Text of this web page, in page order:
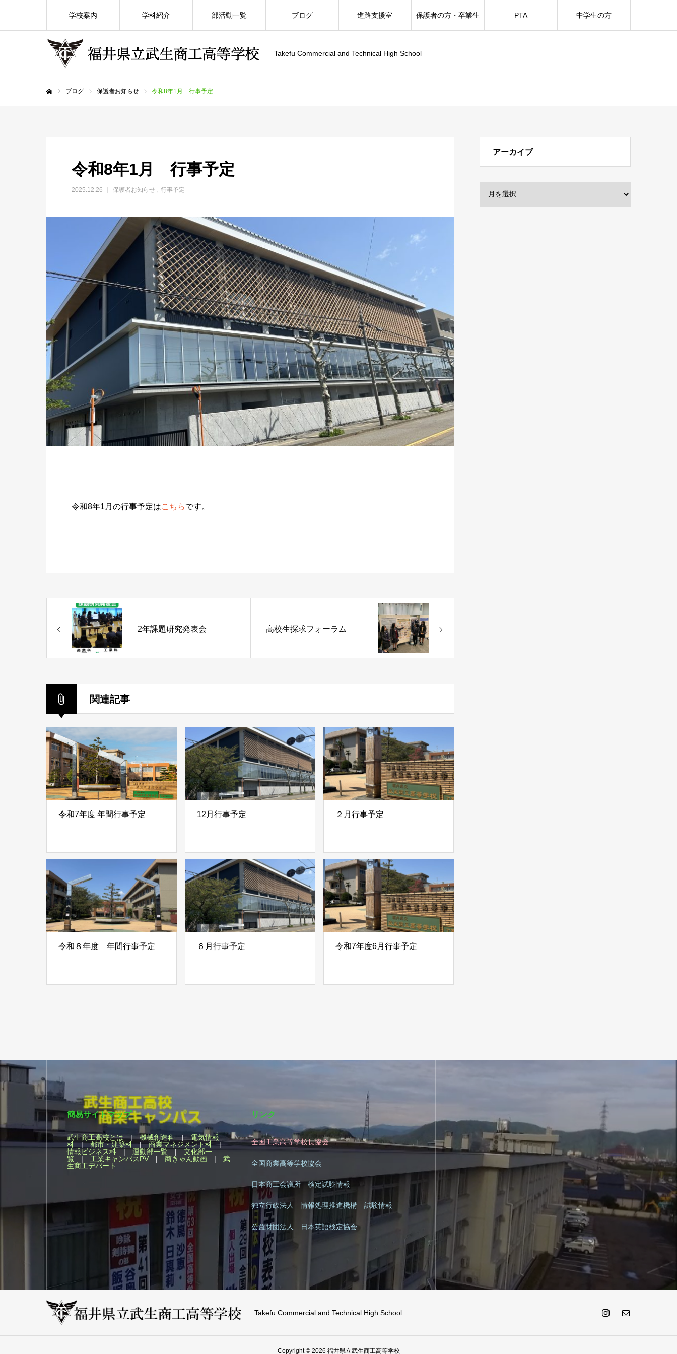
Takefu Commercial and Technical High School
学校案内 学科紹介 部活動一覧 ブログ 進路支援室 保護者の方・卒業生 PTA 中学生の方
ブログ 保護者お知らせ 令和8年1月 行事予定
令和8年1月 行事予定
2025.12.26 保護者お知らせ 行事予定
令和8年1月の行事予定はこちらです。
2年課題研究発表会 高校生探求フォーラム
関連記事
令和7年度 年間行事予定 12月行事予定 ２月行事予定
令和８年度 年間行事予定 ６月行事予定 令和7年度6月行事予定
アーカイブ
簡易サイトマップ
武生商工高校とは|機械創造科|電気情報
科|都市・建築科|商業マネジメント科|
情報ビジネス科 |運動部一覧|文化部一
覧 | 工業キャンパスPV | 商きゃん動画 | 武
生商工デパート
リンク
全国工業高等学校長協会
全国商業高等学校協会
日本商工会議所 検定試験情報
独立行政法人 情報処理推進機構 試験情報
公益財団法人 日本英語検定協会
Takefu Commercial and Technical High School
Copyright © 2026 福井県立武生商工高等学校